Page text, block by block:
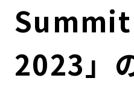
コンダクト向上の取組み
ローカル共創イニシアテ
財務情報・IR資料
IRニュース
持続可能な金融のフレームワー
環境
2023」